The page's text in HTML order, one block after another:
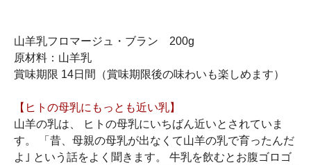
山羊乳フロマージュ・ブラン 200g
原材料：山羊乳
賞味期限 14日間（賞味期限後の味わいも楽しめます）
【ヒトの母乳にもっとも近い乳】
山羊の乳は、 ヒトの母乳にいちばん近いとされていま
す。 「昔、母親の母乳が出なくて山羊の乳で育ったんだ
よ｣ という話をよく聞きます。 牛乳を飲むとお腹ゴロゴ